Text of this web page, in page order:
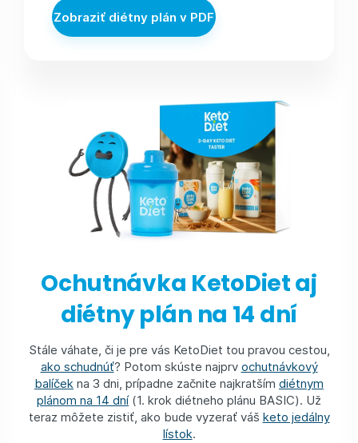
Zobraziť diétny plán v PDF
Ochutnávka KetoDiet aj
diétny plán na 14 dní
Stále váhate, či je pre vás KetoDiet tou pravou cestou,
ako schudnúť? Potom skúste najprv ochutnávkový
balíček na 3 dni, prípadne začnite najkratším diétnym
plánom na 14 dní(1. krok diétneho plánu BASIC). Už
teraz môžete zistiť, ako bude vyzerať váš keto jedálny
lístok.